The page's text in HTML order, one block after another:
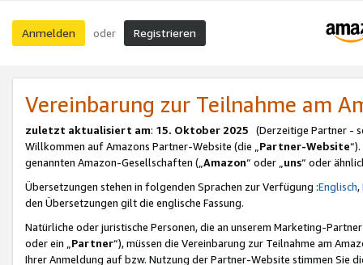
Anmelden oder Registrieren
Vereinbarung zur Teilnahme am
zuletzt aktualisiert am: 15. Oktober 2025 (Derzeitige Partner -
Willkommen auf Amazons Partner-Website (die „Partner-Website
genannten Amazon-Gesellschaften („Amazon“ oder „uns“ oder
Übersetzungen stehen in folgenden Sprachen zur Verfügung :Englisch,
den Übersetzungen gilt die englische Fassung.
Natürliche oder juristische Personen, die an unserem Marketing-
oder ein „Partner“), müssen die Vereinbarung zur Teilnahme am
Ihrer Anmeldung auf bzw. Nutzung der Partner-Website stimmen Sie